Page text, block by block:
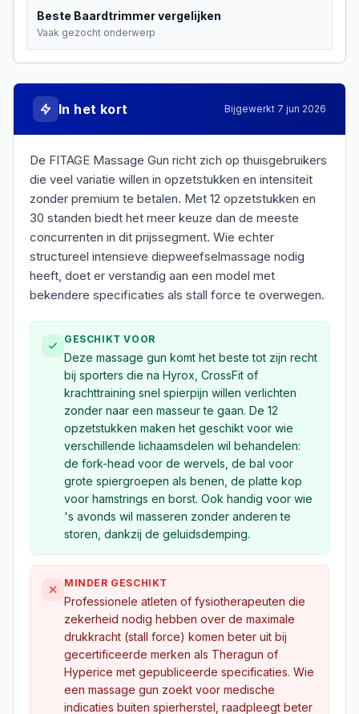
Beste Baardtrimmervergelijken
Vaak gezocht onderwerp
In het kort Bijgewerkt 7 jun 2026
De FITAGE Massage Gun richt zich op thuisgebruikers
die veel variatie willen in opzetstukken en intensiteit
zonder premium te betalen. Met 12 opzetstukken en
30 standen biedt het meer keuze dan de meeste
concurrenten in dit prijssegment. Wie echter
structureel intensieve diepweefselmassage nodig
heeft, doet er verstandig aan een model met
bekendere specificaties als stall force te overwegen.
GESCHIKT VOOR
Deze massage gun komt het beste tot zijn recht
bij sporters die na Hyrox, CrossFit of
krachttraining snel spierpijn willen verlichten
zonder naar een masseur te gaan. De 12
opzetstukken maken het geschikt voor wie
verschillende lichaamsdelen wil behandelen:
de fork-head voor de wervels, de bal voor
grote spiergroepen als benen, de platte kop
voor hamstrings en borst. Ook handig voor wie
's avonds wil masseren zonder anderen te
storen, dankzij de geluidsdemping.
MINDER GESCHIKT
Professionele atleten of fysiotherapeuten die
zekerheid nodig hebben over de maximale
drukkracht (stall force) komen beter uit bij
gecertificeerde merken als Theragun of
Hyperice met gepubliceerde specificaties. Wie
een massage gun zoekt voor medische
indicaties buiten spierherstel, raadpleegt beter